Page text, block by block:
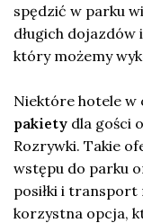
spędzić w parku
długich dojazdów
który możemy
Niektóre hotele w
pakiety dla gości
Rozrywki. Takie
wstępu do parku
posiłki i transport
korzystna opcja,